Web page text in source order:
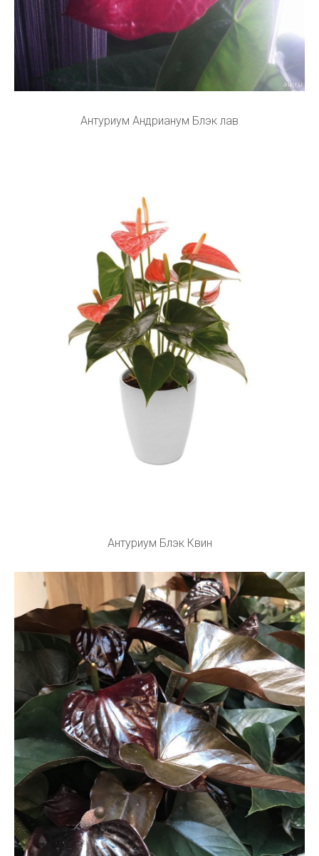
Антуриум Андрианум Блэк лав
Антуриум Блэк Квин